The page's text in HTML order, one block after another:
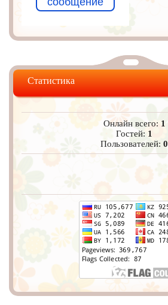
Статистика
Онлайн всего: 1
Гостей: 1
Пользователей:0